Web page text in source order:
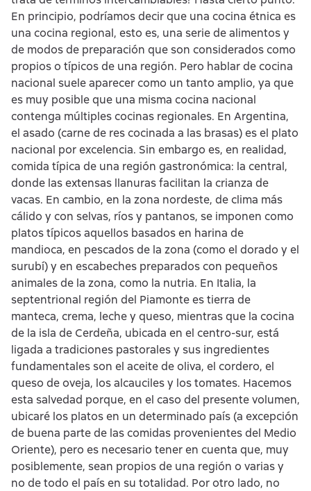
En principio, podríamos decir que una cocina étnica es
una cocina regional, esto es, una serie de alimentos y
de modos de preparación que son considerados como
propios o típicos de una región. Pero hablar de cocina
nacional suele aparecer como un tanto amplio, ya que
es muy posible que una misma cocina nacional
contenga múltiples cocinas regionales. En Argentina,
el asado (carne de res cocinada a las brasas) es el plato
nacional por excelencia. Sin embargo es, en realidad,
comida típica de una región gastronómica: la central,
donde las extensas llanuras facilitan la crianza de
vacas. En cambio, en la zona nordeste, de clima más
cálido y con selvas, ríos y pantanos, se imponen como
platos típicos aquellos basados en harina de
mandioca, en pescados de la zona (como el dorado y el
surubí) y en escabeches preparados con pequeños
animales de la zona, como la nutria. En Italia, la
septentrional región del Piamonte es tierra de
manteca, crema, leche y queso, mientras que la cocina
de la isla de Cerdeña, ubicada en el centro-sur, está
ligada a tradiciones pastorales y sus ingredientes
fundamentales son el aceite de oliva, el cordero, el
queso de oveja, los alcauciles y los tomates. Hacemos
esta salvedad porque, en el caso del presente volumen,
ubicaré los platos en un determinado país (a excepción
de buena parte de las comidas provenientes del Medio
Oriente), pero es necesario tener en cuenta que, muy
posiblemente, sean propios de una región o varias y
no de todo el país en su totalidad. Por otro lado, no